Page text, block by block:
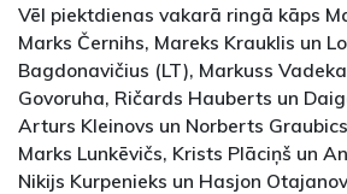
Vēl piektdienas vakarā ringā kāps
Marks Černihs, Mareks Krauklis un
Bagdonavičius (LT), Markuss
Govoruha, Ričards Hauberts un
Arturs Kleinovs un Norberts
Marks Lunkēvičs, Krists Plāciņš un
Nikijs Kurpenieks un Hasjon